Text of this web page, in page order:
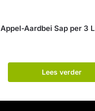
Appel-Aardbei Sap per 3 L
Lees verder